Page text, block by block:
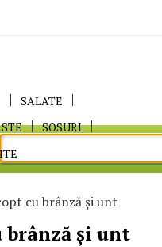
SALATE
SOSURI
cu brânză şi unt
brânză şi unt